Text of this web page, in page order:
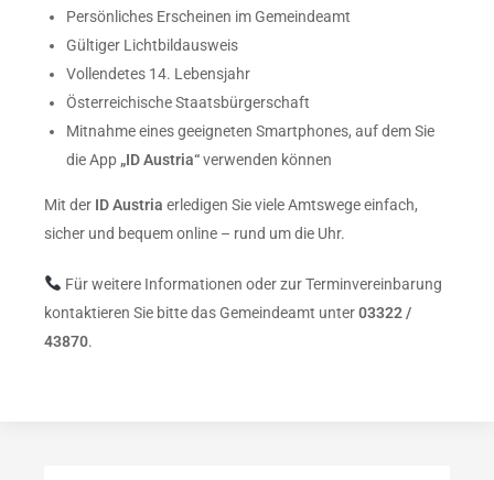
Persönliches Erscheinen im Gemeindeamt
Gültiger Lichtbildausweis
Vollendetes 14. Lebensjahr
Österreichische Staatsbürgerschaft
Mitnahme eines geeigneten Smartphones, auf dem Sie
die App „ID Austria“verwenden können
Mit der ID Austria erledigen Sie viele Amtswege einfach,
sicher und bequem online – rund um die Uhr.
Für weitere Informationen oder zur Terminvereinbarung
kontaktieren Sie bitte das Gemeindeamt unter03322 /
43870.